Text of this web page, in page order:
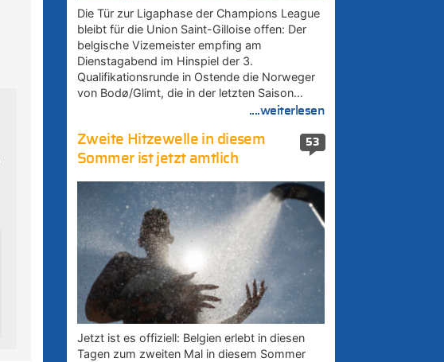
Die Tür zur Ligaphase der Champions League
bleibt für die Union Saint-Gilloise offen: Der
belgische Vizemeister empfing am
Dienstagabend im Hinspiel der 3.
Qualifikationsrunde in Ostende die Norweger
von Bodø/Glimt, die in der letzten Saison…
....weiterlesen
53
Zweite Hitzewelle in diesem
Sommer ist jetzt amtlich
Jetzt ist es offiziell: Belgien erlebt in diesen
Tagen zum zweiten Mal in diesem Sommer